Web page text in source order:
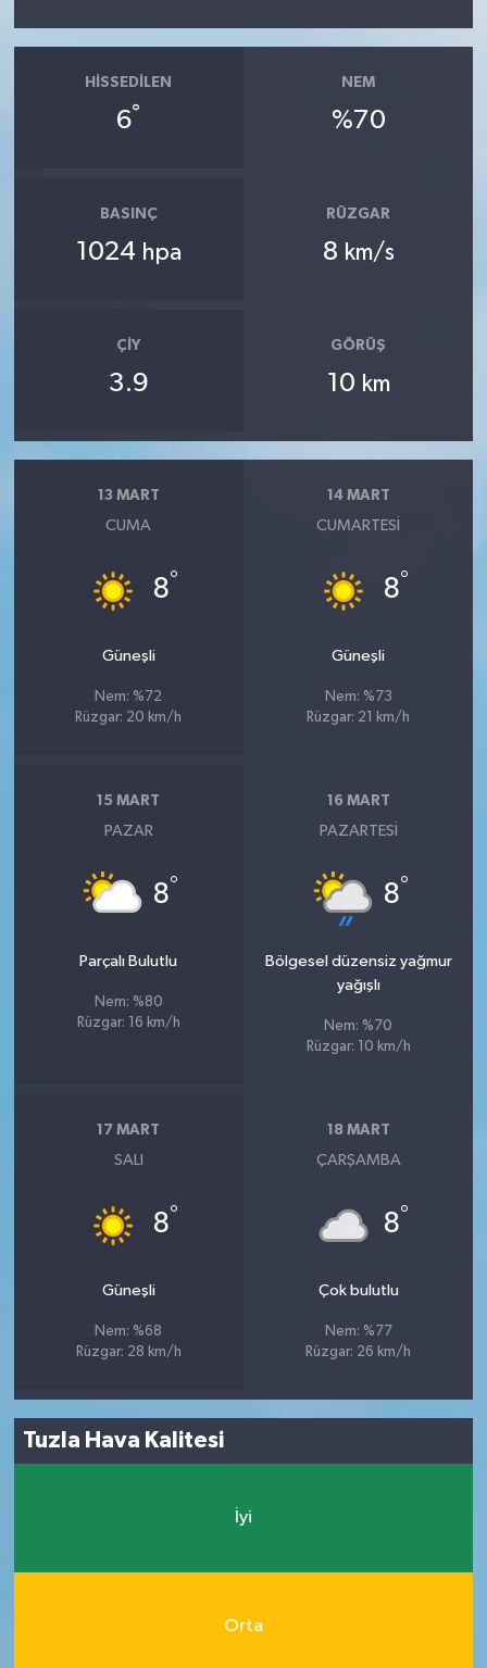
HISSEDILEN
6°
NEM
%70
BASINÇ
1024 hpa
RÜZGAR
8 km/s
ÇIY
3.9
GÖRÜŞ
10 km
13 MART
CUMA
8°
Güneşli
Nem: %72
Rüzgar: 20 km/h
14 MART
CUMARTESI
8°
Güneşli
Nem: %73
Rüzgar: 21 km/h
15 MART
PAZAR
8°
Parçalı Bulutlu
Nem: %80
Rüzgar: 16 km/h
16 MART
PAZARTESI
8°
Bölgesel düzensiz yağmur
yağışlı
Nem: %70
Rüzgar: 10 km/h
17 MART
SALI
8°
Güneşli
Nem: %68
Rüzgar: 28 km/h
18 MART
ÇARŞAMBA
8°
Çok bulutlu
Nem: %77
Rüzgar: 26 km/h
Tuzla Hava Kalitesi
İyi
Orta